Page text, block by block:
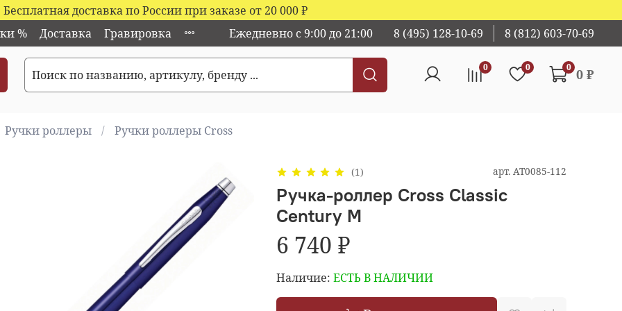
Бесплатная доставка по России при заказе от 20 000₽
% Доставка Гравировка Ежедневно с 9:00 до 21:00 8 (495) 128-10-69 8 (812) 603-70-69
0 0 0 0 ₽
Ручки роллеры Ручки роллеры Cross
(1) арт. AT0085-112
Ручка-роллер Cross Classic
Century M
6 740 ₽
Наличие: ЕСТЬ В НАЛИЧИИ